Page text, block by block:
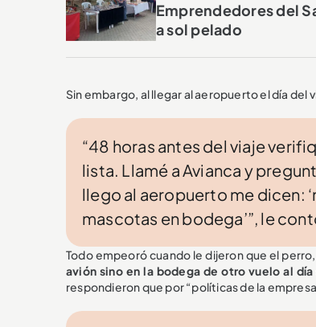
Emprendedores del
a sol pelado
Sin embargo, al llegar al aeropuerto el día del
“48 horas antes del viaje
lista. Llamé a Avianca y
llego al aeropuerto me dicen:
mascotas en bodega’”, le
Todo empeoró cuando le dijeron que el
avión sino en la bodega de otro vuelo al
respondieron que por “políticas de la